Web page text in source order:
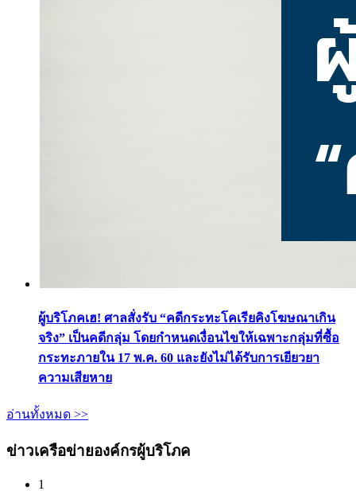
ผู้บริโภคเฮ! ศาลสั่งรับ “คดีกระทะโคเรียคิงโฆษณาเกิน
จริง” เป็นคดีกลุ่ม โดยกำหนดเงื่อนไขให้เฉพาะกลุ่มที่ซื้อ
กระทะภายใน 17 พ.ค. 60 และยังไม่ได้รับการเยียวยา
ความเสียหาย
อ่านทั้งหมด >>
ข่าวเครือข่ายองค์กรผู้บริโภค
1